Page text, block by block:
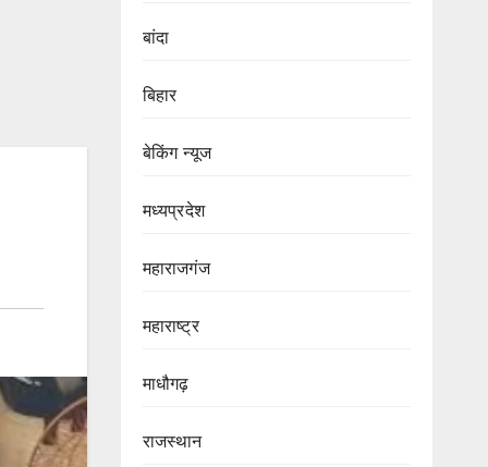
बांदा
बिहार
बेकिंग न्यूज
मध्यप्रदेश
महाराजगंज
महाराष्ट्र
माधौगढ़
राजस्थान